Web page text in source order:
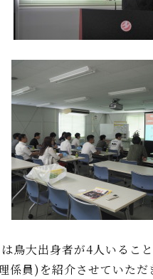
鳥大出身者が4人いるこ
係員)を紹介させていただ